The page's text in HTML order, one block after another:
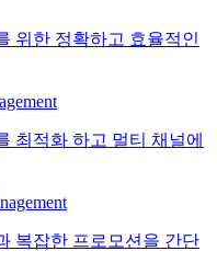
위한 정확하고 효율적인
최적화 하고 멀티 채널에
복잡한 프로모션을 간단